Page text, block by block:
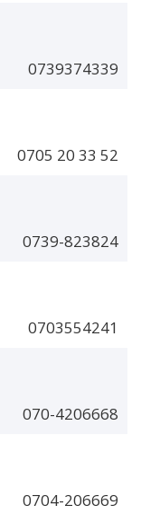
0739374339
0705 20 33 52
0739-823824
0703554241
070-4206668
0704-206669